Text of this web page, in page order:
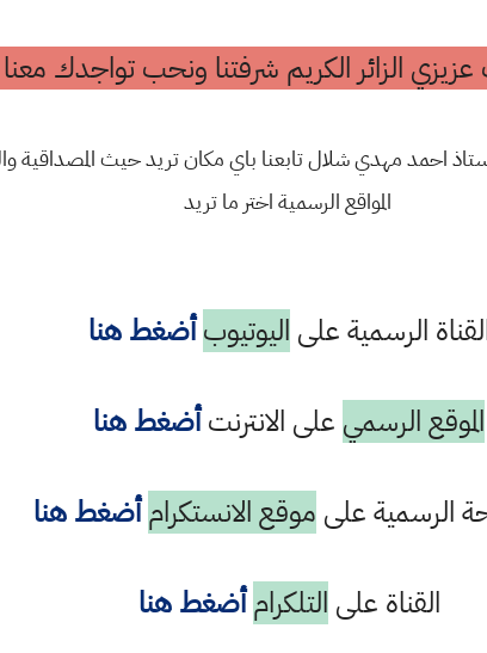
الزائر الكريم شرفتنا ونحب تواجدك معنا
احمد مهدي شلال تابعنا باي مكان تريد حيث المصداقية
المواقع الرسمية اختر ما تريد
الرسمية على اليوتيوب أضغط هنا
الموقع الرسمي على الانترنتأضغط هنا
الرسمية على موقع الانستكرام أضغط هنا
القناة على التلكرام أضغط هنا